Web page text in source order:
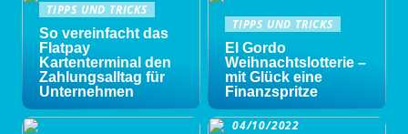
TIPPS UND TRICKS
So vereinfacht das
Flatpay
Kartenterminal den
Zahlungsalltag für
Unternehmen
TIPPS UND TRICKS
El Gordo
Weihnachtslotterie –
mit Glück eine
Finanzspritze
04/10/2022